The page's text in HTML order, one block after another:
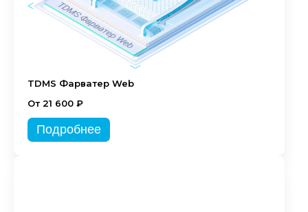
TDMS Фарватер Web
От 21 600 ₽
Подробнее